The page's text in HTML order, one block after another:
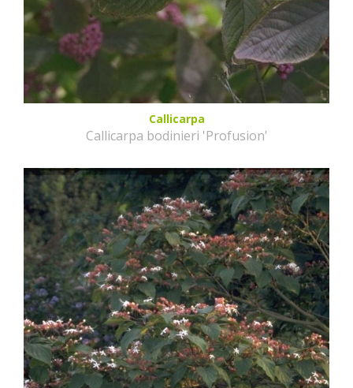
Callicarpa
Callicarpa bodinieri 'Profusion'